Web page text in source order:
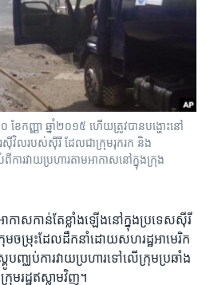
ខែកញ្ញា ឆ្នាំ២០១៥ ហើយ​ត្រូវ​បាន​បង្ហោះ​នៅ​
ស៊ីវិល​របស់​ស៊ីរី ដែល​ជា​ក្រុម​រុករក និង​
ការ​វាយប្រហារ​តាម​អាកាស​នៅ​ក្នុង​ក្រុង
ាកាស​កាន់​តែ​ខ្លាំង​ឡើង​នៅ​ក្នុង​ប្រទេស​ស៊ីរី​
ម​ចម្រុះ​ដែល​ដឹកនាំ​ដោយ​សហរដ្ឋ​អាមេរិក​
បញ្ឈប់​ការ​វាយ​ប្រហារ​ទៅ​លើ​ក្រុម​ប្រឆាំង​
ម​រដ្ឋ​ឥស្លាម​វិញ។